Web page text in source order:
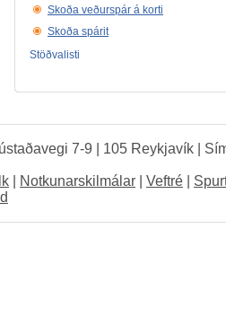
Skoða veðurspár á korti
Skoða spárit
Stöðvalisti
7-9 | 105 Reykjavík |
Notkunarskilmálar Veftré